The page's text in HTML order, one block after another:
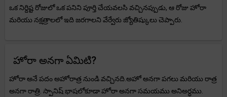
ఒక నిర్దిష్ట రోజులో ఒక పనిని పూర్తి చేయవలసి వచ్చినప్పుడు, ఆ రోజు హోరా
మరియు నక్షత్రాలలో ఇది జరగాలని వేర్వేరు జ్యోతిష్కులు చెప్పారు.
హోరా అనగా ఏమిటి?
హోరా అనే పదం అహోరాత్ర నుండి వచ్చినది.అహో అనగా పగలు మరియు రాత్ర
అనగా రాత్రి. స్పానిష్ భాషలోకూడా హోరా అనగా సమయము అనిఅర్ధము.